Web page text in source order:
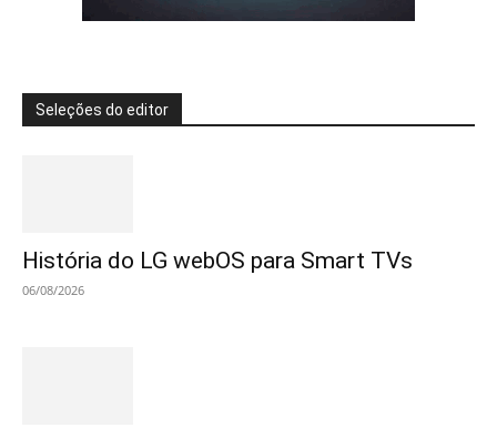
Seleções do editor
História do LG webOS para Smart TVs
06/08/2026